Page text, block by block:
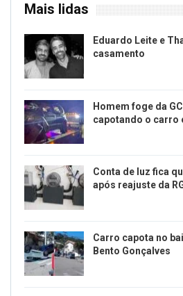
Mais lidas
Eduardo Leite e
casamento
Homem foge da
capotando o carro
Conta de luz fica
após reajuste da
Carro capota no
Bento Gonçalves